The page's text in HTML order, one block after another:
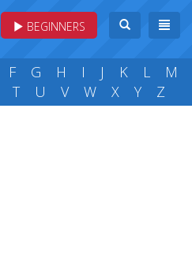
BEGINNERS
F G H I J K L
M
T U V W X Y Z